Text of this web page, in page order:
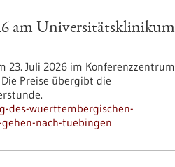
am Universitätsklinikum
23. Juli 2026 im Konferenzzentrum
Preise übergibt die
wuerttembergischen-
nach-tuebingen